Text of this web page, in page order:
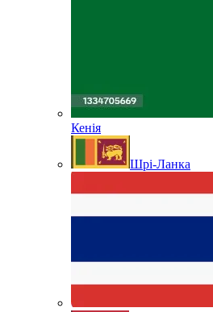
Кенія
Шрі-Ланка